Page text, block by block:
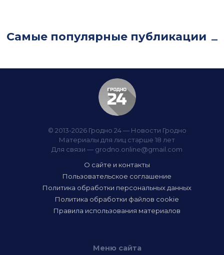
Самые популярные публикации
© 2013-2026 Гродно 24 — Новости Гродно
Материалы для лиц старше 18 лет
Для связи — grodno.online@gmail.com
О сайте и контакты
Пользовательское соглашение
Политика обработки персональных данных
Политика обработки файлов cookie
Правила использования материалов
Меню сайта